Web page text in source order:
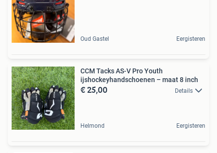
Oud Gastel Eergisteren
CCM Tacks AS-V Pro Youth
ijshockeyhandschoenen – maat 8 inch
€ 25,00 Details
Helmond Eergisteren